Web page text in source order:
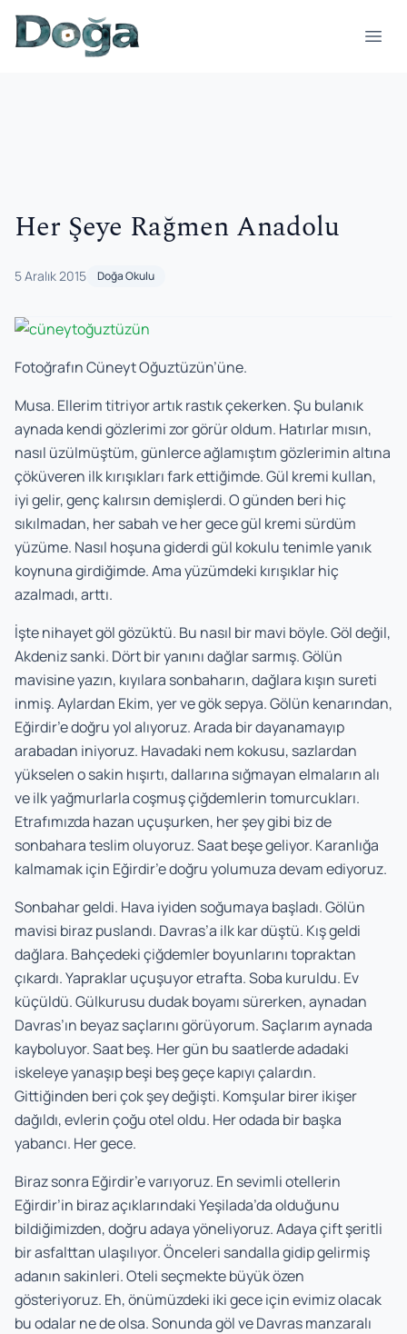
İçeriğe geç
Her Şeye Rağmen Anadolu
5 Aralık 2015 Doğa Okulu
Fotoğrafın Cüneyt Oğuztüzün’üne.
Musa. Ellerim titriyor artık rastık çekerken. Şu bulanık
aynada kendi gözlerimi zor görür oldum. Hatırlar mısın,
nasıl üzülmüştüm, günlerce ağlamıştım gözlerimin altına
çöküveren ilk kırışıkları fark ettiğimde. Gül kremi kullan,
iyi gelir, genç kalırsın demişlerdi. O günden beri hiç
sıkılmadan, her sabah ve her gece gül kremi sürdüm
yüzüme. Nasıl hoşuna giderdi gül kokulu tenimle yanık
koynuna girdiğimde. Ama yüzümdeki kırışıklar hiç
azalmadı, arttı.
İşte nihayet göl gözüktü. Bu nasıl bir mavi böyle. Göl değil,
Akdeniz sanki. Dört bir yanını dağlar sarmış. Gölün
mavisine yazın, kıyılara sonbaharın, dağlara kışın sureti
inmiş. Aylardan Ekim, yer ve gök sepya. Gölün kenarından,
Eğirdir’e doğru yol alıyoruz. Arada bir dayanamayıp
arabadan iniyoruz. Havadaki nem kokusu, sazlardan
yükselen o sakin hışırtı, dallarına sığmayan elmaların alı
ve ilk yağmurlarla coşmuş çiğdemlerin tomurcukları.
Etrafımızda hazan uçuşurken, her şey gibi biz de
sonbahara teslim oluyoruz. Saat beşe geliyor. Karanlığa
kalmamak için Eğirdir’e doğru yolumuza devam ediyoruz.
Sonbahar geldi. Hava iyiden soğumaya başladı. Gölün
mavisi biraz puslandı. Davras’a ilk kar düştü. Kış geldi
dağlara. Bahçedeki çiğdemler boyunlarını topraktan
çıkardı. Yapraklar uçuşuyor etrafta. Soba kuruldu. Ev
küçüldü. Gülkurusu dudak boyamı sürerken, aynadan
Davras’ın beyaz saçlarını görüyorum. Saçlarım aynada
kayboluyor. Saat beş. Her gün bu saatlerde adadaki
iskeleye yanaşıp beşi beş geçe kapıyı çalardın.
Gittiğinden beri çok şey değişti. Komşular birer ikişer
dağıldı, evlerin çoğu otel oldu. Her odada bir başka
yabancı. Her gece.
Biraz sonra Eğirdir’e varıyoruz. En sevimli otellerin
Eğirdir’in biraz açıklarındaki Yeşilada’da olduğunu
bildiğimizden, doğru adaya yöneliyoruz. Adaya çift şeritli
bir asfalttan ulaşılıyor. Önceleri sandalla gidip gelirmiş
adanın sakinleri. Oteli seçmekte büyük özen
gösteriyoruz. Eh, önümüzdeki iki gece için evimiz olacak
bu odalar ne de olsa. Sonunda göl ve Davras manzaralı